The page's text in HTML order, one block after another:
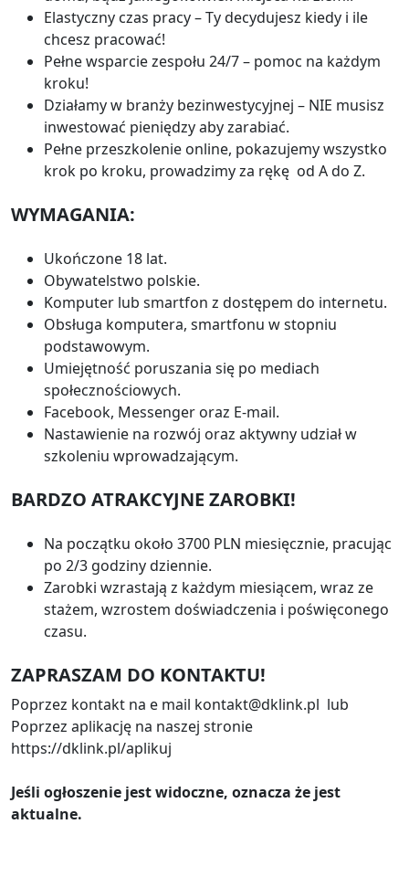
Elastyczny czas pracy – Ty decydujesz kiedy i ile
chcesz pracować!
Pełne wsparcie zespołu 24/7 – pomoc na każdym
kroku!
Działamy w branży bezinwestycyjnej – NIE musisz
inwestować pieniędzy aby zarabiać.
Pełne przeszkolenie online, pokazujemy wszystko
krok po kroku, prowadzimy za rękę od A do Z.
WYMAGANIA:
Ukończone 18 lat.
Obywatelstwo polskie.
Komputer lub smartfon z dostępem do internetu.
Obsługa komputera, smartfonu w stopniu
podstawowym.
Umiejętność poruszania się po mediach
społecznościowych.
Facebook, Messenger oraz E-mail.
Nastawienie na rozwój oraz aktywny udział w
szkoleniu wprowadzającym.
BARDZO ATRAKCYJNE ZAROBKI!
Na początku około 3700 PLN miesięcznie, pracując
po 2/3 godziny dziennie.
Zarobki wzrastają z każdym miesiącem, wraz ze
stażem, wzrostem doświadczenia i poświęconego
czasu.
ZAPRASZAM DO KONTAKTU!
Poprzez kontakt na e mail kontakt@dklink.pl lub
Poprzez aplikację na naszej stronie
https://dklink.pl/aplikuj
Jeśli ogłoszenie jest widoczne, oznacza że jest
aktualne.